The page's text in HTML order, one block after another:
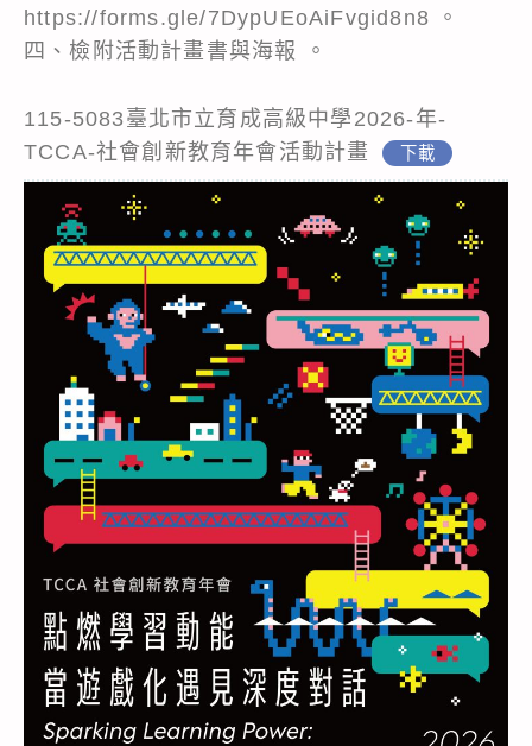
https://forms.gle/7DypUEoAiFvgid8n8 。
四、檢附活動計畫書與海報 。
115-5083臺北市立育成高級中學2026-年-
TCCA-社會創新教育年會活動計畫
下載